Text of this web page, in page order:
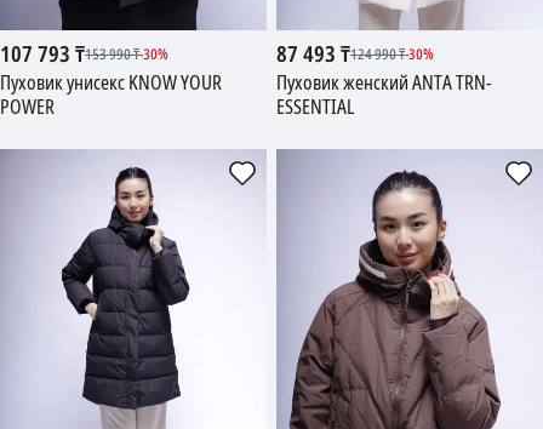
107 793₸153 990₸-30%
Пуховик унисекс KNOW YOUR
POWER
87 493₸124 990₸-30%
Пуховик женский ANTA TRN-
ESSENTIAL